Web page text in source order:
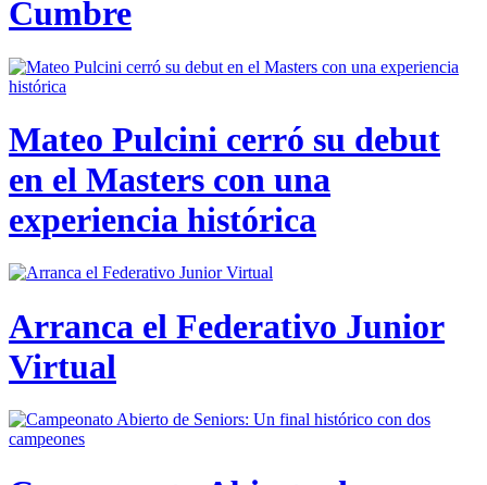
Cumbre
Mateo Pulcini cerró su debut
en el Masters con una
experiencia histórica
Arranca el Federativo Junior
Virtual